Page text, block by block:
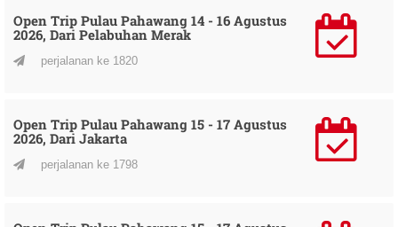
Open Trip Pulau Pahawang 14 - 16 Agustus
2026, Dari Pelabuhan Merak
perjalanan ke 1820
Open Trip Pulau Pahawang 15 - 17 Agustus
2026, Dari Jakarta
perjalanan ke 1798